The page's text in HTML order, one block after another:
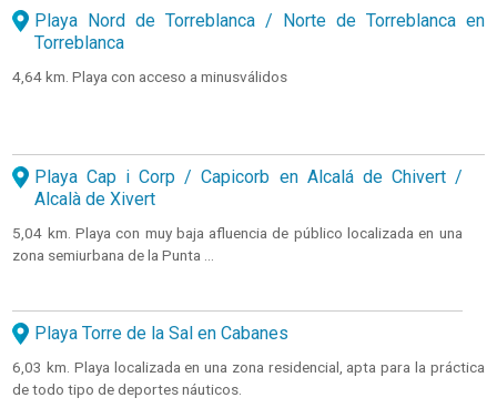
Playa Nord de Torreblanca / Norte de Torreblanca en
Torreblanca
4,64 km. Playa con acceso a minusválidos
Playa Cap i Corp / Capicorb en Alcalá de Chivert /
Alcalà de Xivert
5,04 km. Playa con muy baja afluencia de público localizada en una
zona semiurbana de la Punta ...
Playa Torre de la Sal en Cabanes
6,03 km. Playa localizada en una zona residencial, apta para la práctica
de todo tipo de deportes náuticos.